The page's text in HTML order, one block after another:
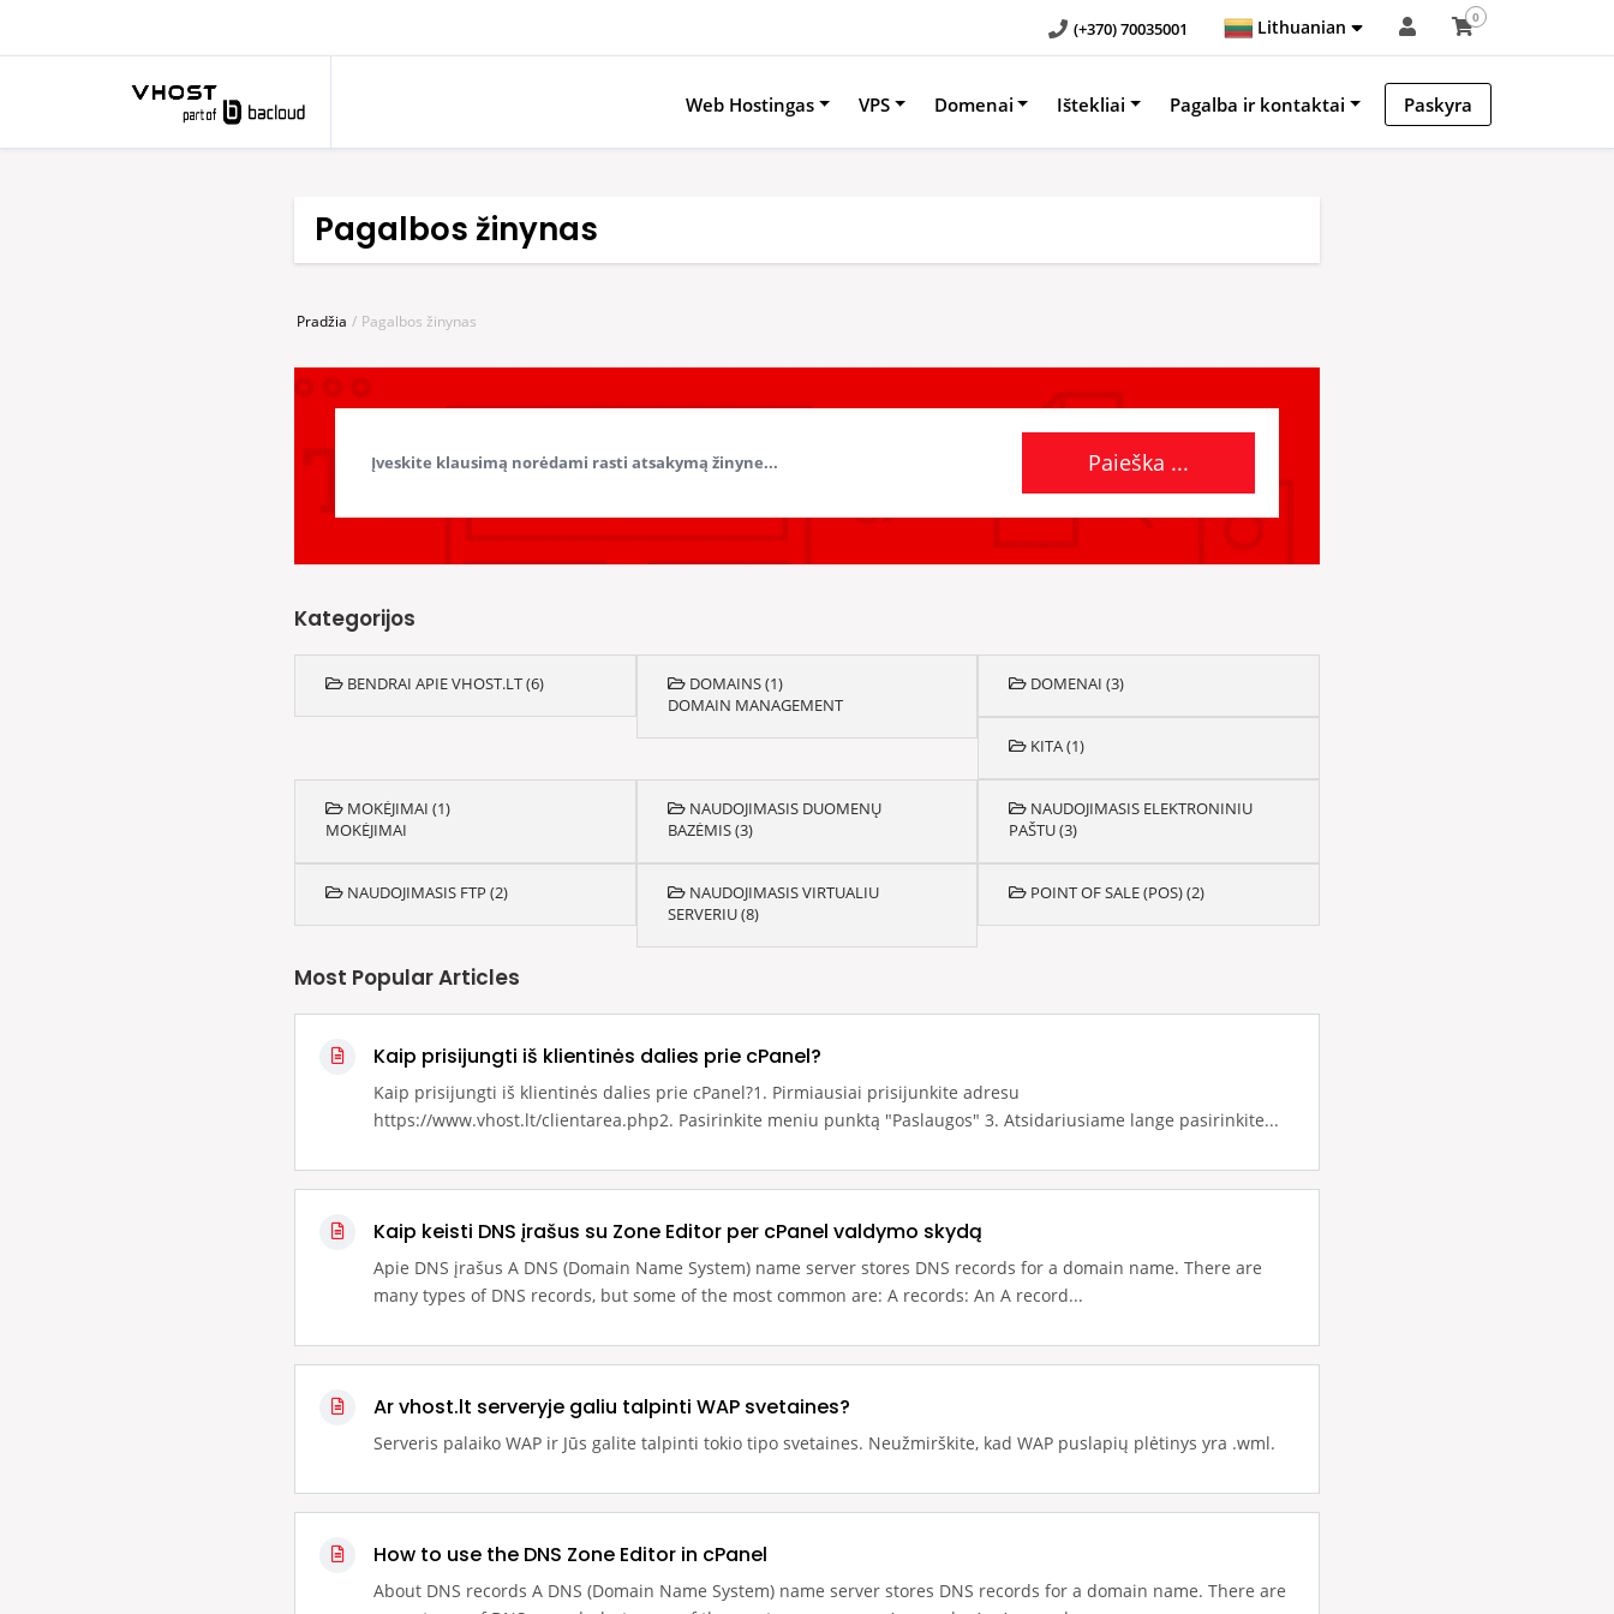
(+370) 70035001 Lithuanian 0
Web Hostingas VPS Domenai Ištekliai Pagalba ir kontaktai Paskyra
Pagalbos žinynas
Pradžia Pagalbos žinynas
Kategorijos
BENDRAI APIE VHOST.LT (6)
DOMAINS (1)
DOMAIN MANAGEMENT
DOMENAI (3)
KITA (1)
MOKĖJIMAI (1)
MOKĖJIMAI
NAUDOJIMASIS DUOMENŲ
BAZĖMIS (3)
NAUDOJIMASIS ELEKTRONINIU
PAŠTU (3)
NAUDOJIMASIS FTP (2)
NAUDOJIMASIS VIRTUALIU
SERVERIU (8)
POINT OF SALE (POS) (2)
Most Popular Articles
Kaip prisijungti iš klientinės dalies prie cPanel?
Kaip prisijungti iš klientinės dalies prie cPanel?1. Pirmiausiai prisijunkite adresu
https://www.vhost.lt/clientarea.php2. Pasirinkite meniu punktą "Paslaugos" 3. Atsidariusiame lange pasirinkite...
Kaip keisti DNS įrašus su Zone Editor per cPanel valdymo skydą
Apie DNS įrašus A DNS (Domain Name System) name server stores DNS records for a domain name. There are
many types of DNS records, but some of the most common are: A records: An A record...
Ar vhost.lt serveryje galiu talpinti WAP svetaines?
Serveris palaiko WAP ir Jūs galite talpinti tokio tipo svetaines. Neužmirškite, kad WAP puslapių plėtinys yra .wml.
How to use the DNS Zone Editor in cPanel
About DNS records A DNS (Domain Name System) name server stores DNS records for a domain name. There are